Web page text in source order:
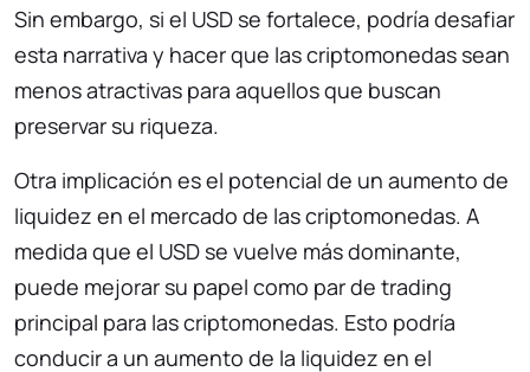
Sin embargo, si el USD se fortalece, podría desafiar
esta narrativa y hacer que las criptomonedas sean
menos atractivas para aquellos que buscan
preservar su riqueza.
Otra implicación es el potencial de un aumento de
liquidez en el mercado de las criptomonedas. A
medida que el USD se vuelve más dominante,
puede mejorar su papel como par de trading
principal para las criptomonedas. Esto podría
conducir a un aumento de la liquidez en el